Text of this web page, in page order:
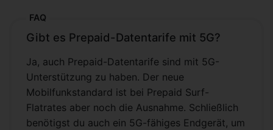
FAQ
Gibt es Prepaid-Datentarife mit 5G?
Ja, auch Prepaid-Datentarife sind mit 5G-
Unterstützung zu haben. Der neue
Mobilfunkstandard ist bei Prepaid Surf-
Flatrates aber noch die Ausnahme. Schließlich
benötigst du auch ein 5G-fähiges Endgerät, um